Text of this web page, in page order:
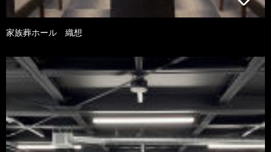
家族葬ホール 織想